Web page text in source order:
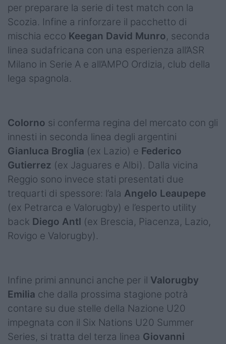
per preparare la serie di test match con la
Scozia. Infine a rinforzare il pacchetto di
mischia ecco Keegan David Munro, seconda
linea sudafricana con una esperienza all’ASR
Milano in Serie A e all’AMPO Ordizia, club della
lega spagnola.
Colorno si conferma regina del mercato con gli
innesti in seconda linea degli argentini
Gianluca Broglia (ex Lazio) e Federico
Gutierrez (ex Jaguares e Albi). Dalla vicina
Reggio sono invece stati presentati due
trequarti di spessore: l’ala Angelo Leaupepe
(ex Petrarca e Valorugby) e l’esperto utility
back Diego Antl (ex Brescia, Piacenza, Lazio,
Rovigo e Valorugby).
Infine primi annunci anche per il Valorugby
Emilia che dalla prossima stagione potrà
contare su due stelle della Nazione U20
impegnata con il Six Nations U20 Summer
Series, si tratta del terza linea Giovanni